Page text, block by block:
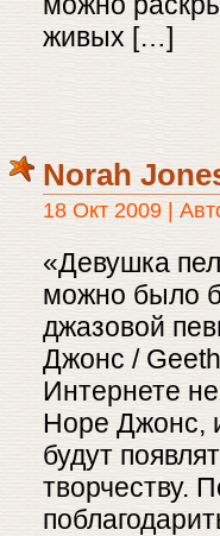
живых […]
Norah
18 Окт 2009 |
«Девушка
можно было
джазовой
Джонс /
Интернете
Норе Джонс,
будут
творчеству.